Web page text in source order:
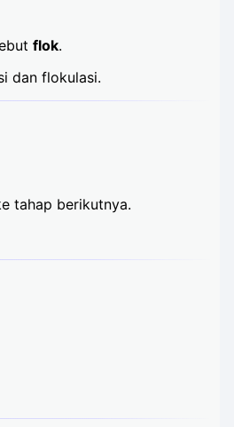
flok.
dan flokulasi.
tahap berikutnya.